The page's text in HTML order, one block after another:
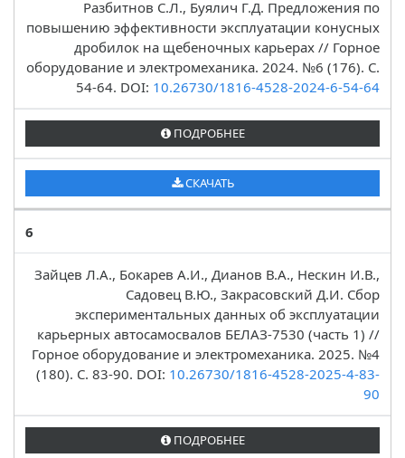
Разбитнов С.Л., Буялич Г.Д. Предложения по
повышению эффективности эксплуатации конусных
дробилок на щебеночных карьерах // Горное
оборудование и электромеханика. 2024. №6 (176). C.
54-64. DOI: 10.26730/1816-4528-2024-6-54-64
ПОДРОБНЕЕ
СКАЧАТЬ
6
Зайцев Л.А., Бокарев А.И., Дианов В.А., Нескин И.В.,
Садовец В.Ю., Закрасовский Д.И. Сбор
экспериментальных данных об эксплуатации
карьерных автосамосвалов БЕЛАЗ-7530 (часть 1) //
Горное оборудование и электромеханика. 2025. №4
(180). C. 83-90. DOI: 10.26730/1816-4528-2025-4-83-
90
ПОДРОБНЕЕ